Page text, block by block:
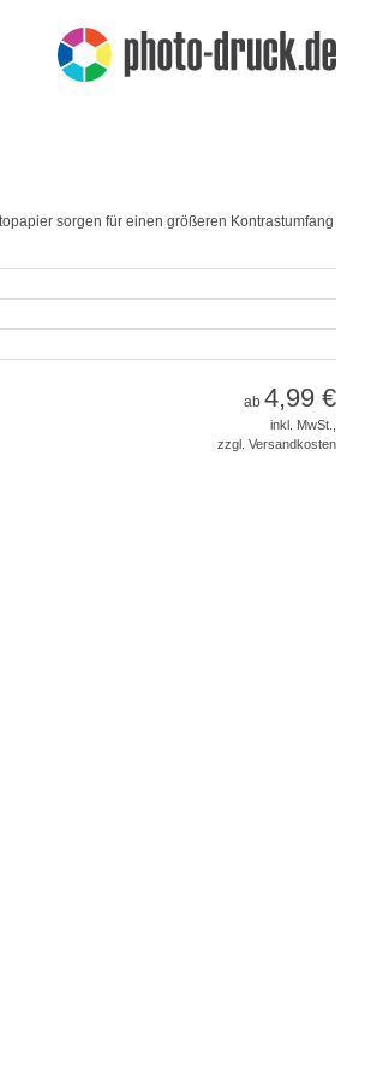
sorgen für einen größeren Kontrastumfang
ab 4,99 €
inkl. MwSt.,
zzgl. Versandkosten